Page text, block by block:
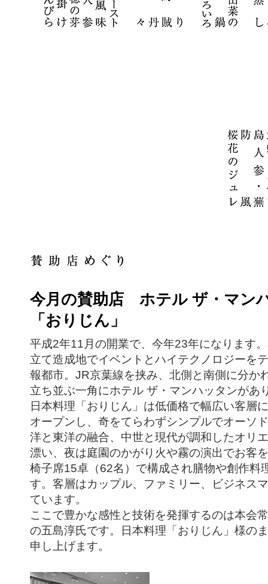
今月の賛助店 ホテル ザ・マン
「おりじん」
平成2年11月の開業で、今年23年になります
立て造成地でイベントとハイテクノロジーを
報都市。JR京葉線を挟み、北側と南側に分か
立ち並ぶ一角にホテル ザ・マンハッタンがあ
日本料理「おりじん」は低価格で幅広い客層
オープンし、奇をてらわずシンプルでオーソ
洋と東洋の融合、中世と現代が調和したオリ
漂い、夜は庭園のかがり火や霧の演出でお客
椅子席15卓（62名）で構成され膳物や創作料
す。客層はカップル、ファミリー、ビジネス
ています。
ここで豊かな感性と技術を発揮するのは本会
の五島淳氏です。日本料理「おりじん」様の
申し上げます。